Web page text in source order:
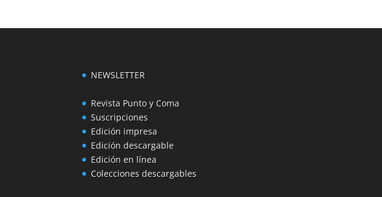
NEWSLETTER
Revista Punto y Coma
Suscripciones
Edición impresa
Edición descargable
Edición en línea
Colecciones descargables